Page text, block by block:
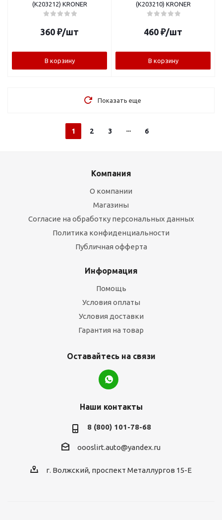
(K203212) KRONER
360 ₽/шт
В корзину
(K203210) KRONER
460 ₽/шт
В корзину
Показать еще
1 2 3 6
Компания
О компании
Магазины
Согласие на обработку персональных данных
Политика конфиденциальности
Публичная офферта
Информация
Помощь
Условия оплаты
Условия доставки
Гарантия на товар
Оставайтесь на связи
Наши контакты
8 (800) 101-78-68
oooslirt.auto@yandex.ru
г. Волжский, проспект Металлургов 15-Е